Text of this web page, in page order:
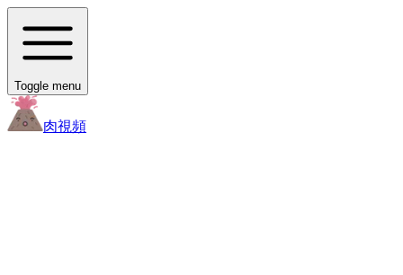
Toggle menu
肉視頻